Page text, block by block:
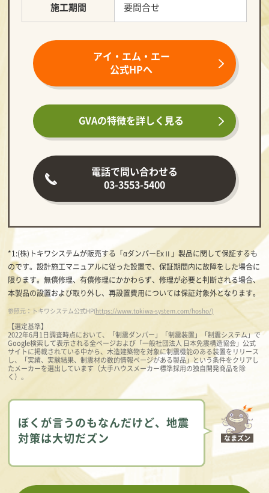
施工期間 要問合せ
アイ・エム・エー
公式HPへ
GVAの特徴を詳しく見る
電話で問い合わせる
03-3553-5400
*1:(株)トキワシステムが販売する「αダンパーExⅡ」製品に関して保証するも
のです。設計施工マニュアルに従った設置で、保証期間内に故障をした場合に
限ります。無償修理、有償修理にかかわらず、修理が必要と判断される場合、
本製品の設置および取り外し、再設置費用については保証対象外となります。
参照元：トキワシステム公式HP(https://www.tokiwa-system.com/hosho/)
【選定基準】
2022年6月1日調査時点において、「制震ダンパー」「制震装置」「制震システム」で
Google検索して表示される全ページおよび「一般社団法人 日本免震構造協会」公式
サイトに掲載されている中から、木造建築物を対象に制震機能のある装置をリリース
し、「実績、実験結果、制震材の数的情報ページがある製品」という条件をクリアし
たメーカーを選出しています（大手ハウスメーカー標準採用の独自開発商品を除
く）。
ぼくが言うのもなんだけど、地震
対策は大切だズン
なまズン